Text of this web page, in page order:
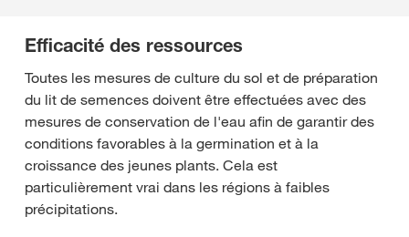
Efficacité des ressources
Toutes les mesures de culture du sol et de préparation
du lit de semences doivent être effectuées avec des
mesures de conservation de l'eau afin de garantir des
conditions favorables à la germination et à la
croissance des jeunes plants. Cela est
particulièrement vrai dans les régions à faibles
précipitations.